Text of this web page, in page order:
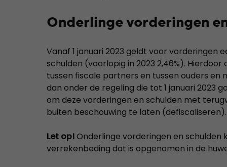
Onderlinge vorderingen
Vanaf 1 januari 2023 geldt voor vorderingen
schulden (voorlopig in 2023 2,46%).
tussen fiscale partners en tussen ouders
dan onder de regeling die tot 1 januari 2023
om deze vorderingen en schulden met
buiten beschouwing te laten (defiscaliseren).
Let op!Onderlinge vorderingen en
verrekenbeding dat is opgenomen in de